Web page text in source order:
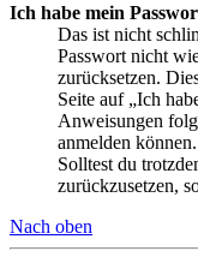
Ich habe mein
Das ist nicht
Passwort nicht
zurücksetzen.
Seite auf „Ich
Anweisungen
anmelden können.
Solltest du
zurückzusetzen,
Nach oben